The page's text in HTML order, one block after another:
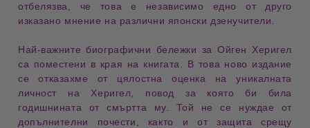
отбелязва, че това е независимо едно от друго
изказано мнение на различни японски дзенучители.
Най-важните биографични бележки за Ойген Херигел
са поместени в края на книгата. В това ново издание
личност на Херигел, повод за която би била
годишнината от смъртта му. Той не се нуждае от
допълнителни почести , както и от защита срещу